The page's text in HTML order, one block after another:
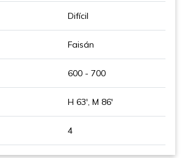
Difícil
Faisán
600 - 700
H 63', M 86'
4